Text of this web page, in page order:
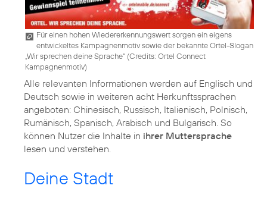
Für einen hohen Wiedererkennungswert sorgen ein eigens
entwickeltes Kampagnenmotiv sowie der bekannte Ortel-Slogan
„Wir sprechen deine Sprache“ (Credits: Ortel Connect
Kampagnenmotiv)
Alle relevanten Informationen werden auf Englisch und
Deutsch sowie in weiteren acht Herkunftssprachen
angeboten: Chinesisch, Russisch, Italienisch, Polnisch,
Rumänisch, Spanisch, Arabisch und Bulgarisch. So
können Nutzer die Inhalte in ihrer Muttersprache
lesen und verstehen.
Deine Stadt